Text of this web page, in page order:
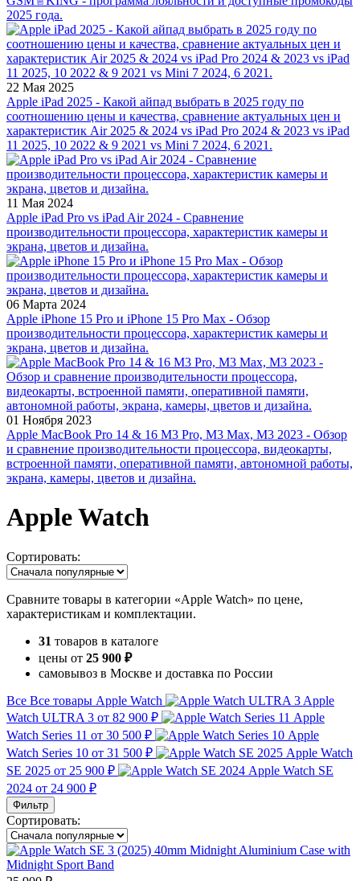
2025 года.
22 Мая 2025
Apple iPad 2025 - Какой айпад выбрать в 2025 году по
соотношению цены и качества, сравнение актуальных цен и
характеристик Air 2025 & 2024 vs iPad Pro 2024 & 2023 vs iPad
11 2025, 10 2022 & 9 2021 vs Mini 7 2024, 6 2021.
11 Мая 2024
Apple iPad Pro vs iPad Air 2024 - Сравнение
производительности процессора, характеристик камеры и
экрана, цветов и дизайна.
06 Марта 2024
Apple iPhone 15 Pro и iPhone 15 Pro Max - Обзор
производительности процессора, характеристик камеры и
экрана, цветов и дизайна.
01 Ноября 2023
Apple MacBook Pro 14 & 16 M3 Pro, M3 Max, M3 2023 - Обзор
и сравнение производительности процессора, видеокарты,
встроенной памяти, оперативной памяти, автономной работы,
экрана, камеры, цветов и дизайна.
Apple Watch
Сортировать:
Сравните товары в категории «Apple Watch» по цене,
характеристикам и комплектации.
31 товаров в каталоге
цены от 25 900 ₽
самовывоз в Москве и доставка по России
Все Все товары Apple Watch
Apple
Watch ULTRA 3 от 82 900 ₽
Apple
Watch Series 11 от 30 500 ₽
Apple
Watch Series 10 от 31 500 ₽
Apple Watch
SE 2025 от 25 900 ₽
Apple Watch SE
2024 от 24 900 ₽
Фильтр
Сортировать: